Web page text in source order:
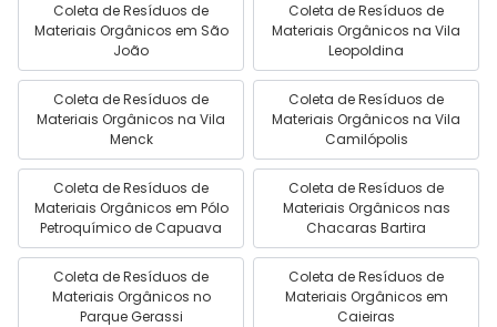
Coleta de Resíduos de
Materiais Orgânicos em São
João
Coleta de Resíduos de
Materiais Orgânicos na Vila
Leopoldina
Coleta de Resíduos de
Materiais Orgânicos na Vila
Menck
Coleta de Resíduos de
Materiais Orgânicos na Vila
Camilópolis
Coleta de Resíduos de
Materiais Orgânicos em Pólo
Petroquímico de Capuava
Coleta de Resíduos de
Materiais Orgânicos nas
Chacaras Bartira
Coleta de Resíduos de
Materiais Orgânicos no
Parque Gerassi
Coleta de Resíduos de
Materiais Orgânicos em
Caieiras